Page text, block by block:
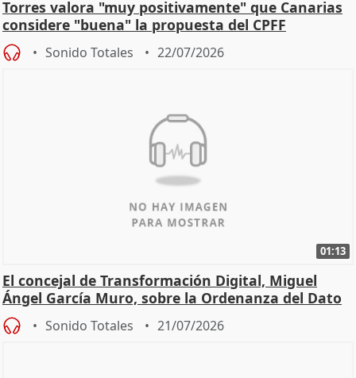
Torres valora "muy positivamente" que Canarias
considere "buena" la propuesta del CPFF
Sonido Totales 22/07/2026
01:13
El concejal de Transformación Digital, Miguel
Ángel García Muro, sobre la Ordenanza del Dato
Sonido Totales 21/07/2026